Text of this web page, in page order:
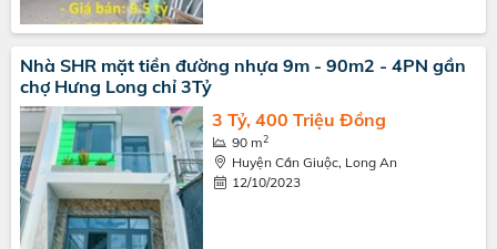
Nhà SHR mặt tiền đường nhựa 9m - 90m2 - 4PN gần
chợ Hưng Long chỉ 3Tỷ
3 Tỷ, 400 Triệu Đồng
90 m2
Huyện Cần Giuộc, Long An
12/10/2023